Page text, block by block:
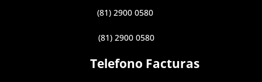
(81) 2900 0580
(81) 2900 0580
Telefono Facturas